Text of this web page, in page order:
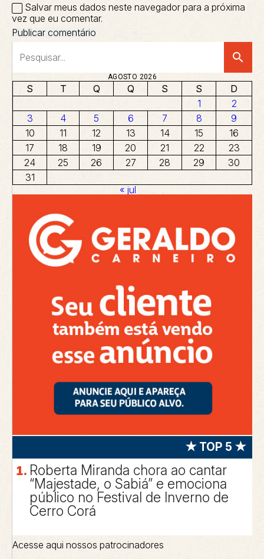
Salvar meus dados neste navegador para a próxima
vez que eu comentar.
search
AGOSTO 2026
S T Q Q S S
D
1
2
3
4 5 6 7 8
9
10
11 12 13 14 15
16
17
18 19 20 21 22
23
24
25 26 27 28 29
30
31
« jul
★ TOP 5 ★
Roberta Miranda chora ao cantar
“Majestade, o Sabiá” e emociona
público no Festival de Inverno de
Cerro Corá
Acesse aqui nossos patrocinadores